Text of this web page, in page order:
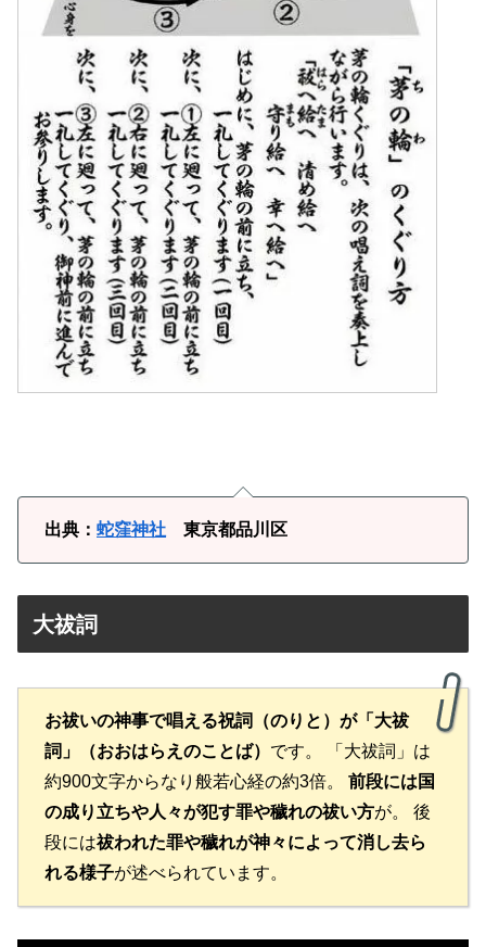
出典： 蛇窪神社 東京都品川区
大祓詞
お祓いの神事で唱える祝詞（のりと）が「大祓
詞」（おおはらえのことば） です。 「大祓詞」は
約900文字からなり般若心経の約3倍。 前段には国
の成り立ちや人々が犯す罪や穢れの祓い方が。 後
段には祓われた罪や穢れが神々によって消し去ら
れる様子が述べられています。